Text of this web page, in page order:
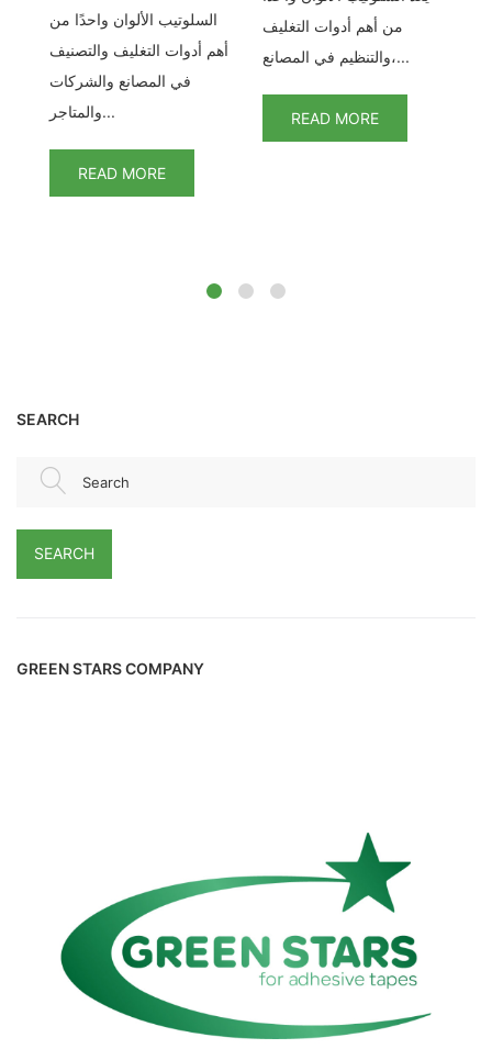
السلوتيب الألوان واحدًا من
أهم أدوات التغليف والتصنيف
في المصانع والشركات
والمتاجر...
READ MORE
من أهم أدوات التغليف
والتنظيم في المصانع،...
READ MORE
SEARCH
Search
SEARCH
GREEN STARS COMPANY